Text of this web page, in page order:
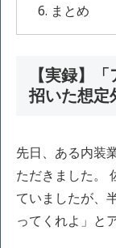
まとめ
【実録】
招いた想定
先日、ある内装
ただきました。
ていましたが、
ってくれよ」と